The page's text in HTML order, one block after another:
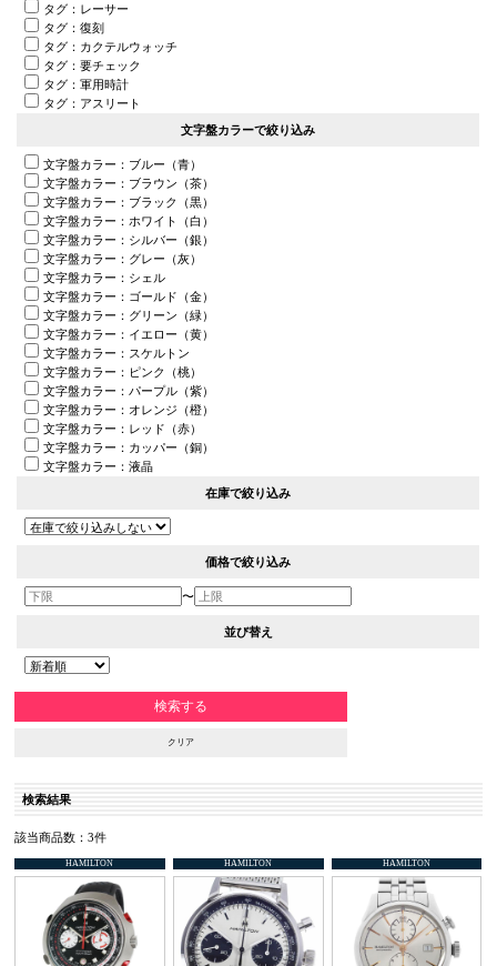
タグ：レーサー
タグ：復刻
タグ：カクテルウォッチ
タグ：要チェック
タグ：軍用時計
タグ：アスリート
文字盤カラーで絞り込み
文字盤カラー：ブルー（青）
文字盤カラー：ブラウン（茶）
文字盤カラー：ブラック（黒）
文字盤カラー：ホワイト（白）
文字盤カラー：シルバー（銀）
文字盤カラー：グレー（灰）
文字盤カラー：シェル
文字盤カラー：ゴールド（金）
文字盤カラー：グリーン（緑）
文字盤カラー：イエロー（黄）
文字盤カラー：スケルトン
文字盤カラー：ピンク（桃）
文字盤カラー：パープル（紫）
文字盤カラー：オレンジ（橙）
文字盤カラー：レッド（赤）
文字盤カラー：カッパー（銅）
文字盤カラー：液晶
在庫で絞り込み
価格で絞り込み
〜
並び替え
クリア
検索結果
該当商品数：3件
HAMILTON HAMILTON HAMILTON